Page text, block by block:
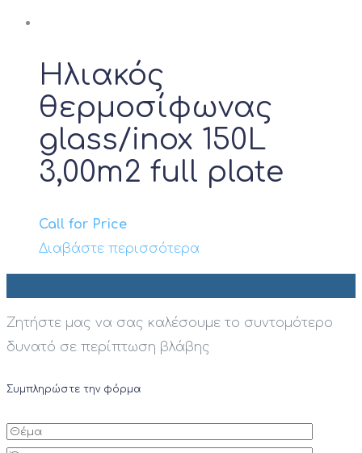
σελίδα
του
προϊόντος
Ηλιακός
θερμοσίφωνας
glass/inox 150L
3,00m2 full plate
Call for Price
Διαβάστε περισσότερα
Ζητήστε μας να σας καλέσουμε το συντομότερο
δυνατό σε περίπτωση βλάβης
Συμπληρώστε την φόρμα